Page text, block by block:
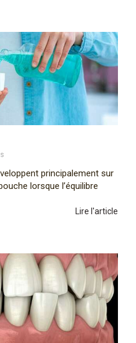
principalement sur
lorsque l’équilibre
Lire l'article